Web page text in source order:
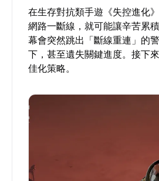
在生存對抗類手遊《失控進化
網路一斷線，就可能讓辛苦累
幕會突然跳出「斷線重連」的
下，甚至遺失關鍵進度。接下
佳化策略。